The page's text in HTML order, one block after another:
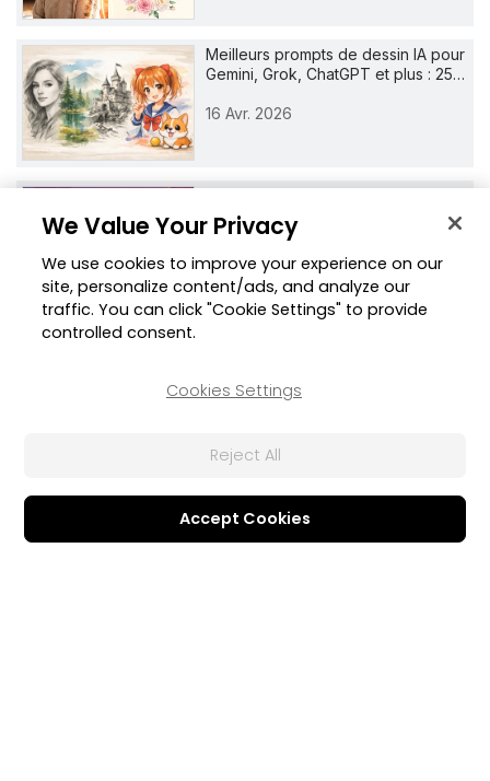
Meilleurs prompts de dessin IA pour
Gemini, Grok, ChatGPT et plus : 25…
16 Avr. 2026
Portraits Style GTA avec l'IA
Entreprise
À propos de CyberLink
Produits
Tous logiciels
We Value Your Privacy
We use cookies to improve your experience on our
site, personalize content/ads, and analyze our
traffic. You can click "Cookie Settings" to provide
controlled consent.
Cookies Settings
Reject All
Accept Cookies